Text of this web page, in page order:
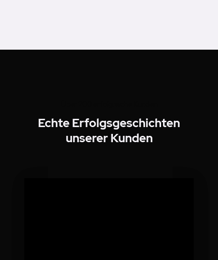
Echte Erfolgsgeschichten
unserer Kunden